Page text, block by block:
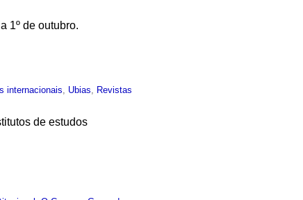
1º de outubro.
internacionais Ubias
Revistas
de estudos